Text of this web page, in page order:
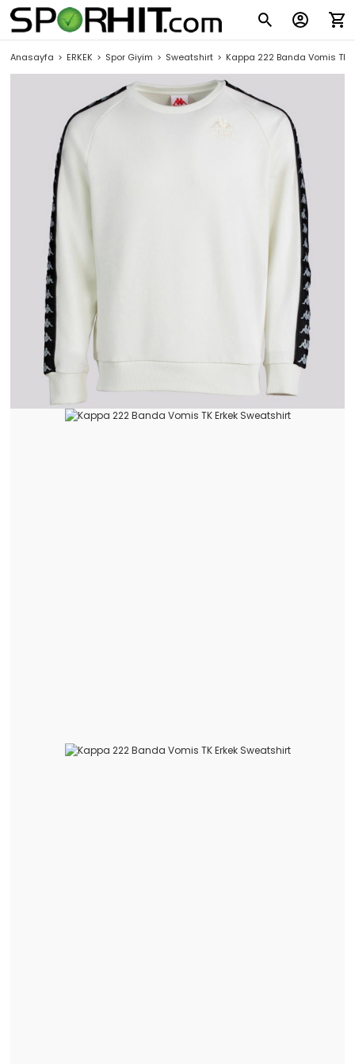
Anasayfa ERKEK Spor Giyim Sweatshirt Kappa 222 Banda Vomis TK